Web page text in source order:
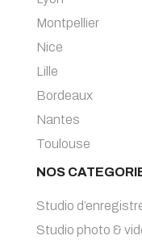
Montpellier
Nice
Lille
Bordeaux
Nantes
Toulouse
NOS
Studio
Studio photo &